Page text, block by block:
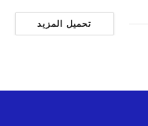
تحميل المزيد